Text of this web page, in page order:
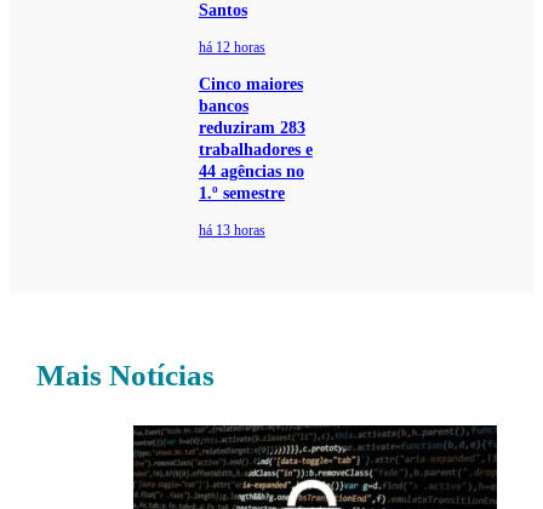
Santos
há 12 horas
Cinco maiores
bancos
reduziram 283
trabalhadores e
44 agências no
1.º semestre
há 13 horas
Mais Notícias